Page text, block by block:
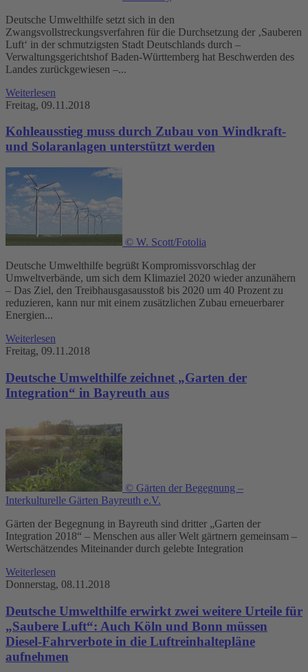
Deutsche Umwelthilfe setzt sich in den
Zwangsvollstreckungsverfahren für die Durchsetzung der ‚Sauberen
Luft‘ in der schmutzigsten Stadt Deutschlands durch –
Verwaltungsgerichtshof Baden-Württemberg hat Beschwerden des
Landes zurückgewiesen –...
Weiterlesen
Freitag, 09.11.2018
Kohleausstieg muss durch Zubau von Windkraft-
und Solaranlagen unterstützt werden
© W. Scott/Fotolia
Deutsche Umwelthilfe begrüßt Kompromissvorschlag der
Umweltverbände, um sich dem Klimaziel 2020 wieder anzunähern
– Das Ziel, den Treibhausgasausstoß bis 2020 um 40 Prozent zu
reduzieren, kann nur mit einem zusätzlichen Zubau erneuerbarer
Energien...
Weiterlesen
Freitag, 09.11.2018
Deutsche Umwelthilfe zeichnet „Garten der
Integration“ in Bayreuth aus
© Gärten der Begegnung –
Interkulturelle Gärten Bayreuth e.V.
Gärten der Begegnung in Bayreuth sind dritter „Garten der
Integration 2018“ – Menschen aus aller Welt gärtnern gemeinsam –
Wertschätzendes Miteinander durch gelebte Integration
Weiterlesen
Donnerstag, 08.11.2018
Deutsche Umwelthilfe erwirkt zwei weitere Urteile für
„Saubere Luft“: Auch Köln und Bonn müssen
Diesel-Fahrverbote in die Luftreinhaltepläne
aufnehmen